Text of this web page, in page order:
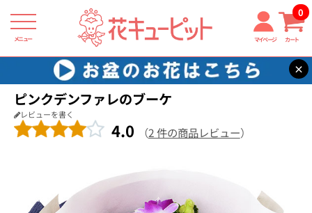
メニュー マイページ カート
0
×
花キューピット お祝い 【お祝い】ピンクデンファレのブーケ
ピンクデンファレのブーケ
レビューを書く
4.0 （2 件の商品レビュー）